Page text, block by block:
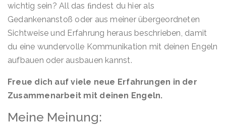
wichtig sein? All das ﬁndest du hier als
Gedankenanstoß oder aus meiner übergeordneten
Sichtweise und Erfahrung heraus beschrieben, damit
du eine wundervolle Kommunikation mit deinen Engeln
aufbauen oder ausbauen kannst.
Freue dich auf viele neue Erfahrungen in der
Zusammenarbeit mit deinen Engeln.
Meine Meinung: